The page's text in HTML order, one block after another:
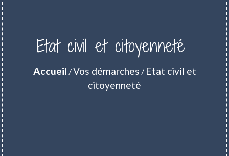
Etat civil et citoyenneté
Accueil /Vos démarches / Etat civil et
citoyenneté